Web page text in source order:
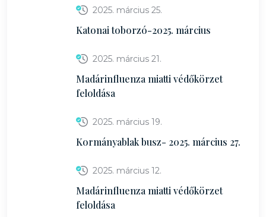
2025. március 25.
Katonai toborzó-2025. március
2025. március 21.
Madárinfluenza miatti védőkörzet
feloldása
2025. március 19.
Kormányablak busz- 2025. március 27.
2025. március 12.
Madárinfluenza miatti védőkörzet
feloldása